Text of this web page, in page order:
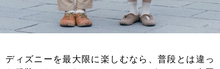
ディズニーを最大限に楽しむなら、普段とは違っ